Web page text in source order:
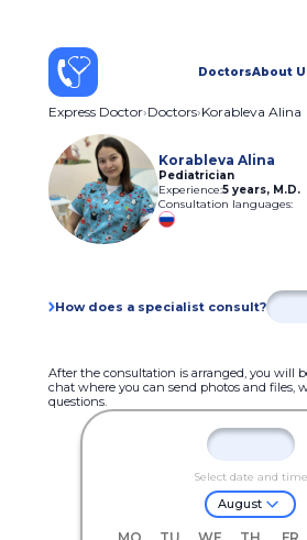
DoctorsAbout
Express Doctor Doctors Korableva Alina
Korableva Alina
Pediatrician
Experience:5 years, M.D.
Consultation languages:
How does a specialist consult?
After the consultation is arranged, you will
chat where you can send photos and files,
questions.
Select date and time
August